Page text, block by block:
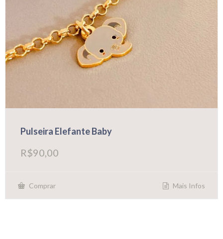
Pulseira Elefante Baby
R$90,00
Comprar Mais Infos